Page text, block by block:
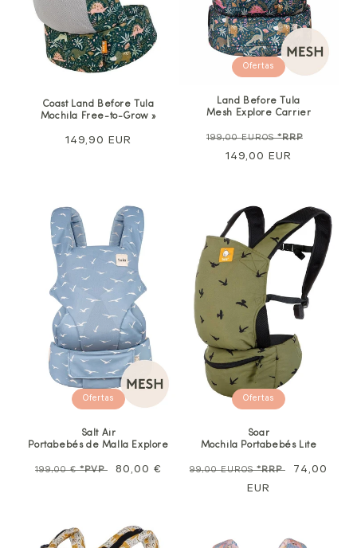
Coast Land Before Tula
Mochila Free-to-Grow »
Precio
149,90 EUR
Ofertas
Land Before Tula
Mesh Explore Carrier
Precio
normal
199,00 EUROS*RRP
149,00 EUR
Ofertas
Salt Air
Portabebés de Malla Explore
Precio
199,00 €*PVP
Precio
80,00 €
Ofertas
Soar
Mochila Portabebés Lite
Precio
99,00 EUROS*RRP
Precio
74,00
EUR